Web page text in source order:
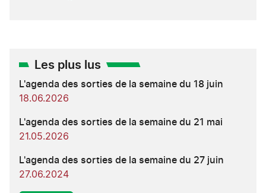
Les plus lus
L'agenda des sorties de la semaine du 18 juin
18.06.2026
L'agenda des sorties de la semaine du 21 mai
21.05.2026
L'agenda des sorties de la semaine du 27 juin
27.06.2024